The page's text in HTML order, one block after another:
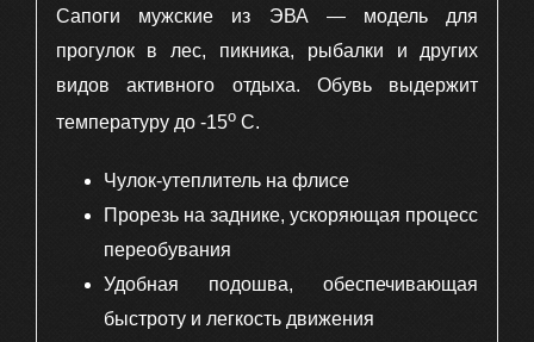
Сапоги мужские из ЭВА — модель для
прогулок в лес, пикника, рыбалки и других
видов активного отдыха. Обувь выдержит
температуру до -15оC.
Чулок-утеплитель на флисе
Прорезь на заднике, ускоряющая процесс
переобувания
Удобная подошва, обеспечивающая
быстроту и легкость движения